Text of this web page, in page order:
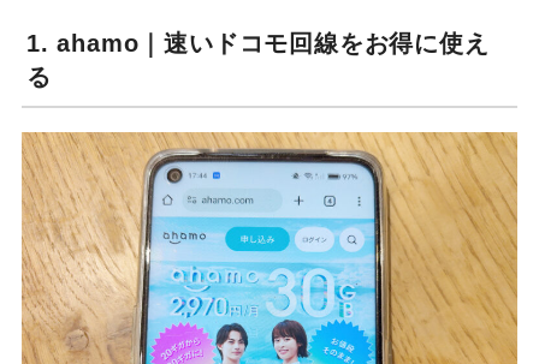
1. ahamo｜速いドコモ回線をお得に使え
る